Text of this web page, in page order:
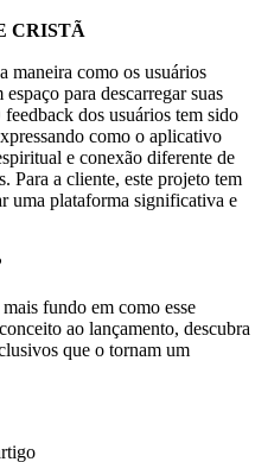
CRISTÃ
maneira como os usuários
para descarregar suas
dos usuários tem sido
como o aplicativo
e conexão diferente de
Para a cliente, este projeto tem
uma plataforma significativa e
fundo em como esse
ao lançamento, descubra
que o tornam um